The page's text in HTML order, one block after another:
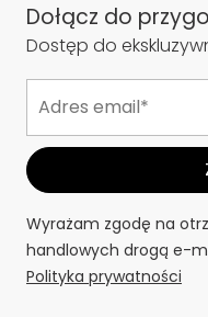
Dołącz do
Dostęp do
Wyrażam zgodę na
handlowych drogą e-
Polityka prywatności